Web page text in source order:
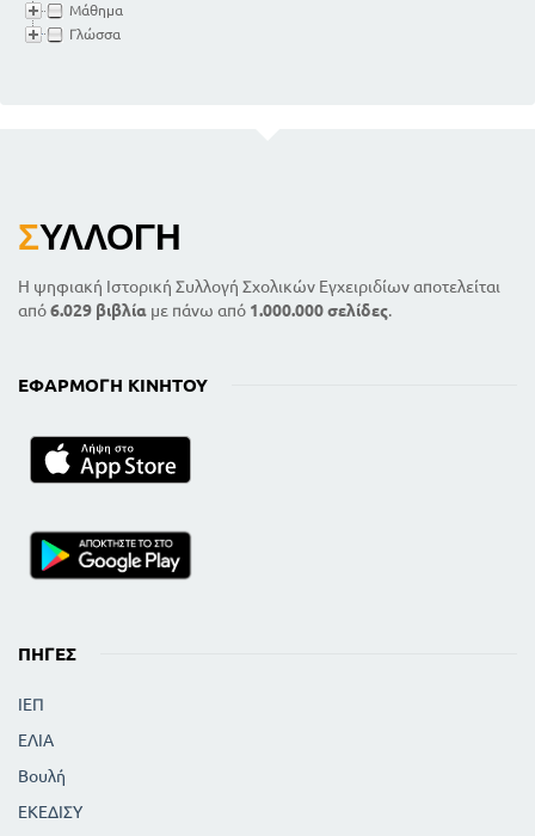
Μάθημα
Γλώσσα
ΣΥΛΛΟΓΉ
Η ψηφιακή Ιστορική Συλλογή Σχολικών Εγχειριδίων αποτελείται
από6.029 βιβλία με πάνω από 1.000.000 σελίδες.
ΕΦΑΡΜΟΓΉ ΚΙΝΗΤΟΎ
ΠΗΓΈΣ
ΙΕΠ
ΕΛΙΑ
Βουλή
ΕΚΕΔΙΣΥ